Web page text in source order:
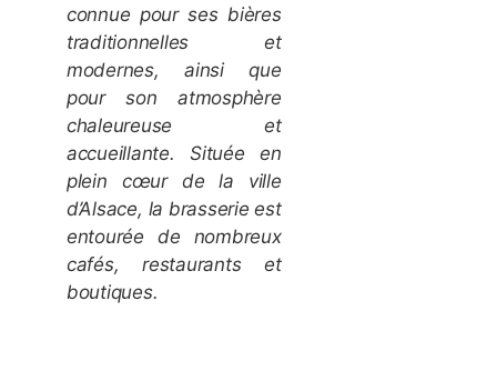
connue pour ses bières
traditionnelles et
modernes, ainsi que
pour son atmosphère
chaleureuse et
accueillante. Située en
plein cœur de la ville
d’Alsace, la brasserie est
entourée de nombreux
cafés, restaurants et
boutiques.